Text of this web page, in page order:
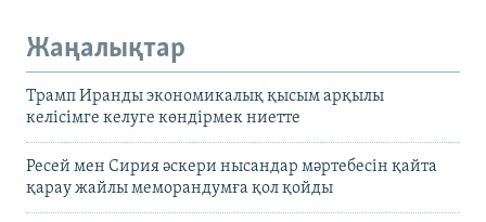
Жаңалықтар
Трамп Иранды экономикалық қысым арқылы
келісімге келуге көндірмек ниетте
Ресей мен Сирия әскери нысандар мәртебесін қайта
қарау жайлы меморандумға қол қойды